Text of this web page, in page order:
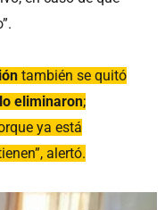
también se quitó
lo eliminaron;
ya está
alertó.